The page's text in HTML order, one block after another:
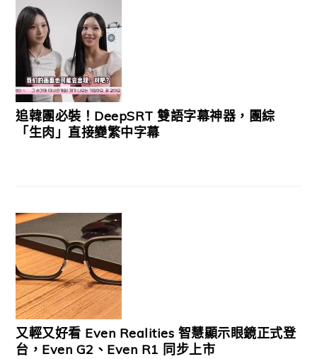
追韓團必裝！DeepSRT 雙語字幕神器，團綜
「生肉」直接變繁中字幕
又輕又好看 Even Realities 智慧顯示眼鏡正式登
台，Even G2、Even R1 同步上市